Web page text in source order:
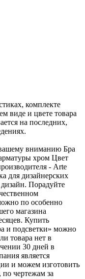
комплекте
виде и цвете товара
на последних,
вниманию Бра
хром Цвет
- Arte
для дизайнерских
Порадуйте
по особенно
магазина
Купить
и подсветки» можно
товара нет в
30 дней в
является
и можем изготовить
чертежам за